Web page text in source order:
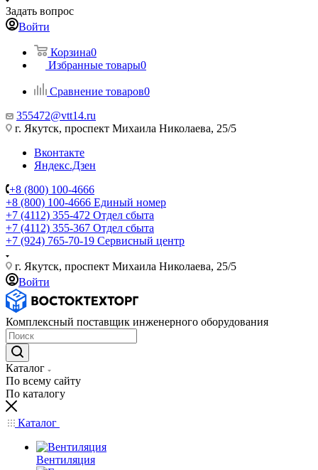
Задать вопрос
Войти
Корзина0
Избранные товары0
Сравнение товаров0
355472@vtt14.ru
г. Якутск, проспект Михаила Николаева, 25/5
Вконтакте
Яндекс.Дзен
+8 (800) 100-4666
+8 (800) 100-4666 Единый номер
+7 (4112) 355-472 Отдел сбыта
+7 (4112) 355-367 Отдел сбыта
+7 (924) 765-70-19 Сервисный центр
г. Якутск, проспект Михаила Николаева, 25/5
Войти
Комплексный поставщик инженерного оборудования
Каталог
По всему сайту
По каталогу
Каталог
Вентиляция